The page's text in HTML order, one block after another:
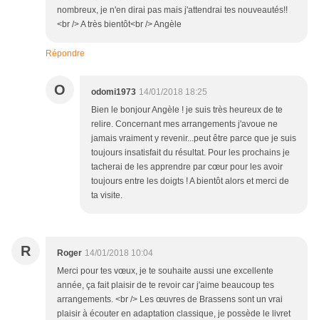
nombreux, je n'en dirai pas mais j'attendrai tes nouveautés!!
<br /> A très bientôt<br /> Angèle
Répondre
O odomi1973 14/01/2018 18:25
Bien le bonjour Angèle ! je suis très heureux de te
relire. Concernant mes arrangements j'avoue ne
jamais vraiment y revenir...peut être parce que je suis
toujours insatisfait du résultat. Pour les prochains je
tacherai de les apprendre par cœur pour les avoir
toujours entre les doigts ! A bientôt alors et merci de
ta visite.
R Roger 14/01/2018 10:04
Merci pour tes vœux, je te souhaite aussi une excellente
année, ça fait plaisir de te revoir car j'aime beaucoup tes
arrangements. <br /> Les œuvres de Brassens sont un vrai
plaisir à écouter en adaptation classique, je possède le livret